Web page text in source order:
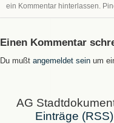
ein Kommentar hinterlassen.
Einen Kommentar
Du mußt angemeldet sein um
AG
Einträge (RSS)